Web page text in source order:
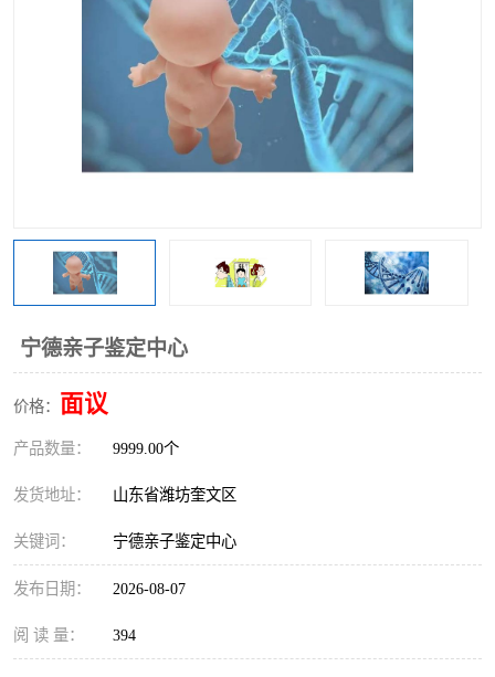
宁德亲子鉴定中心
价格： 面议
产品数量： 9999.00个
发货地址： 山东省潍坊奎文区
关键词： 宁德亲子鉴定中心
发布日期： 2026-08-07
阅 读 量： 394